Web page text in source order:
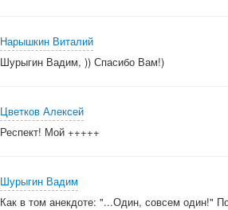
Нарышкин Виталий
Шурыгин Вадим, )) Спасибо Вам!)
Цветков Алексей
Респект! Мой +++++
Шурыгин Вадим
Как в том анекдоте: "...Один, совсем один!"